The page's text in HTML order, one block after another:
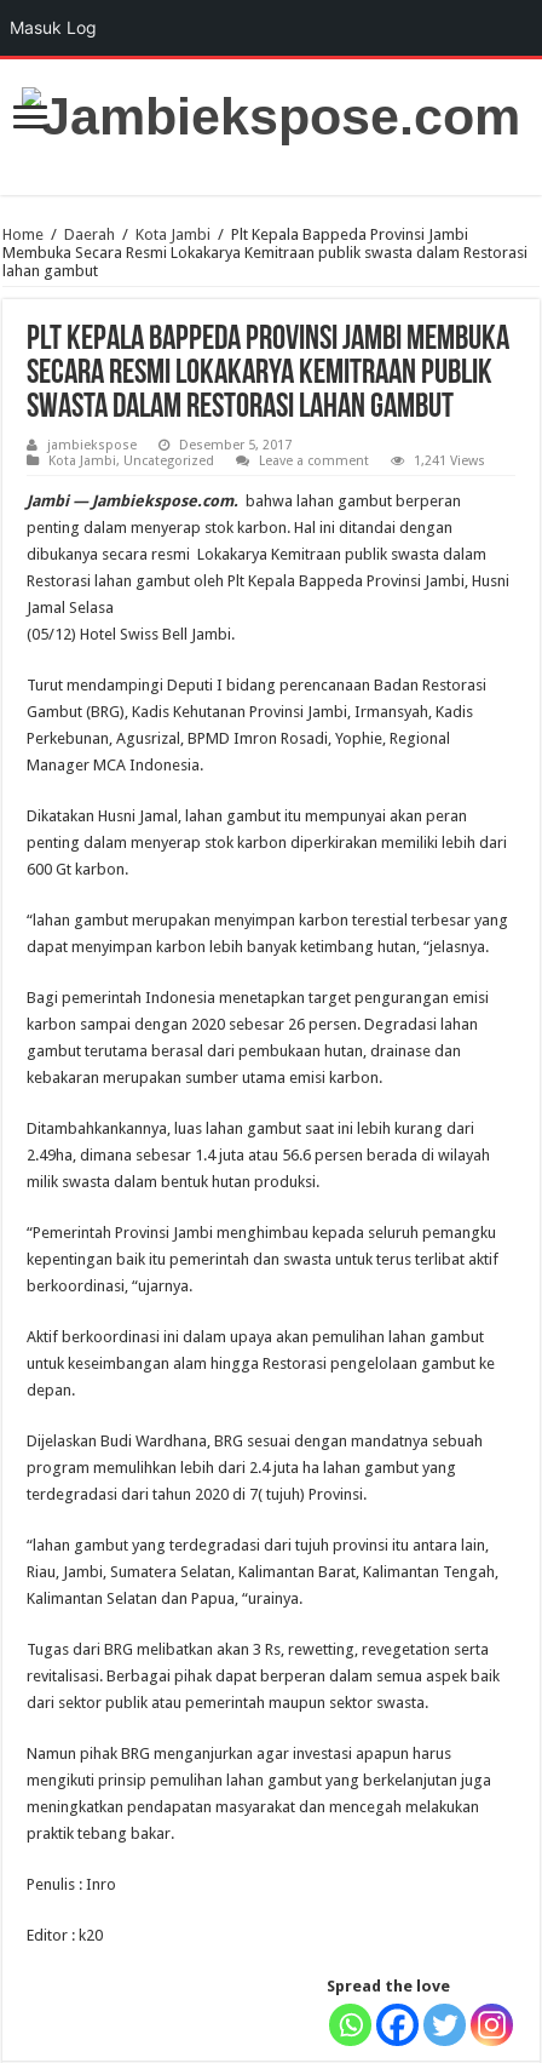
Home / Daerah / Kota Jambi / Plt Kepala Bappeda Provinsi Jambi
Membuka Secara Resmi Lokakarya Kemitraan publik swasta dalam Restorasi
lahan gambut
Plt Kepala Bappeda Provinsi Jambi Membuka
Secara Resmi Lokakarya Kemitraan publik
swasta dalam Restorasi lahan gambut
jambiekspose
Desember 5, 2017
Kota Jambi, Uncategorized Leave a comment 1,241 Views
Jambi — Jambiekspose.com. bahwa lahan gambut berperan
penting dalam menyerap stok karbon. Hal ini ditandai dengan
dibukanya secara resmi Lokakarya Kemitraan publik swasta dalam
Restorasi lahan gambut oleh Plt Kepala Bappeda Provinsi Jambi, Husni
Jamal Selasa
(05/12) Hotel Swiss Bell Jambi.
Turut mendampingi Deputi I bidang perencanaan Badan Restorasi
Gambut (BRG), Kadis Kehutanan Provinsi Jambi, Irmansyah, Kadis
Perkebunan, Agusrizal, BPMD Imron Rosadi, Yophie, Regional
Manager MCA Indonesia.
Dikatakan Husni Jamal, lahan gambut itu mempunyai akan peran
penting dalam menyerap stok karbon diperkirakan memiliki lebih dari
600 Gt karbon.
“lahan gambut merupakan menyimpan karbon terestial terbesar yang
dapat menyimpan karbon lebih banyak ketimbang hutan, “jelasnya.
Bagi pemerintah Indonesia menetapkan target pengurangan emisi
karbon sampai dengan 2020 sebesar 26 persen. Degradasi lahan
gambut terutama berasal dari pembukaan hutan, drainase dan
kebakaran merupakan sumber utama emisi karbon.
Ditambahkankannya, luas lahan gambut saat ini lebih kurang dari
2.49ha, dimana sebesar 1.4 juta atau 56.6 persen berada di wilayah
milik swasta dalam bentuk hutan produksi.
“Pemerintah Provinsi Jambi menghimbau kepada seluruh pemangku
kepentingan baik itu pemerintah dan swasta untuk terus terlibat aktif
berkoordinasi, “ujarnya.
Aktif berkoordinasi ini dalam upaya akan pemulihan lahan gambut
untuk keseimbangan alam hingga Restorasi pengelolaan gambut ke
depan.
Dijelaskan Budi Wardhana, BRG sesuai dengan mandatnya sebuah
program memulihkan lebih dari 2.4 juta ha lahan gambut yang
terdegradasi dari tahun 2020 di 7( tujuh) Provinsi.
“lahan gambut yang terdegradasi dari tujuh provinsi itu antara lain,
Riau, Jambi, Sumatera Selatan, Kalimantan Barat, Kalimantan Tengah,
Kalimantan Selatan dan Papua, “urainya.
Tugas dari BRG melibatkan akan 3 Rs, rewetting, revegetation serta
revitalisasi. Berbagai pihak dapat berperan dalam semua aspek baik
dari sektor publik atau pemerintah maupun sektor swasta.
Namun pihak BRG menganjurkan agar investasi apapun harus
mengikuti prinsip pemulihan lahan gambut yang berkelanjutan juga
meningkatkan pendapatan masyarakat dan mencegah melakukan
praktik tebang bakar.
Penulis : Inro
Editor : k20
Spread the love
Masuk Log